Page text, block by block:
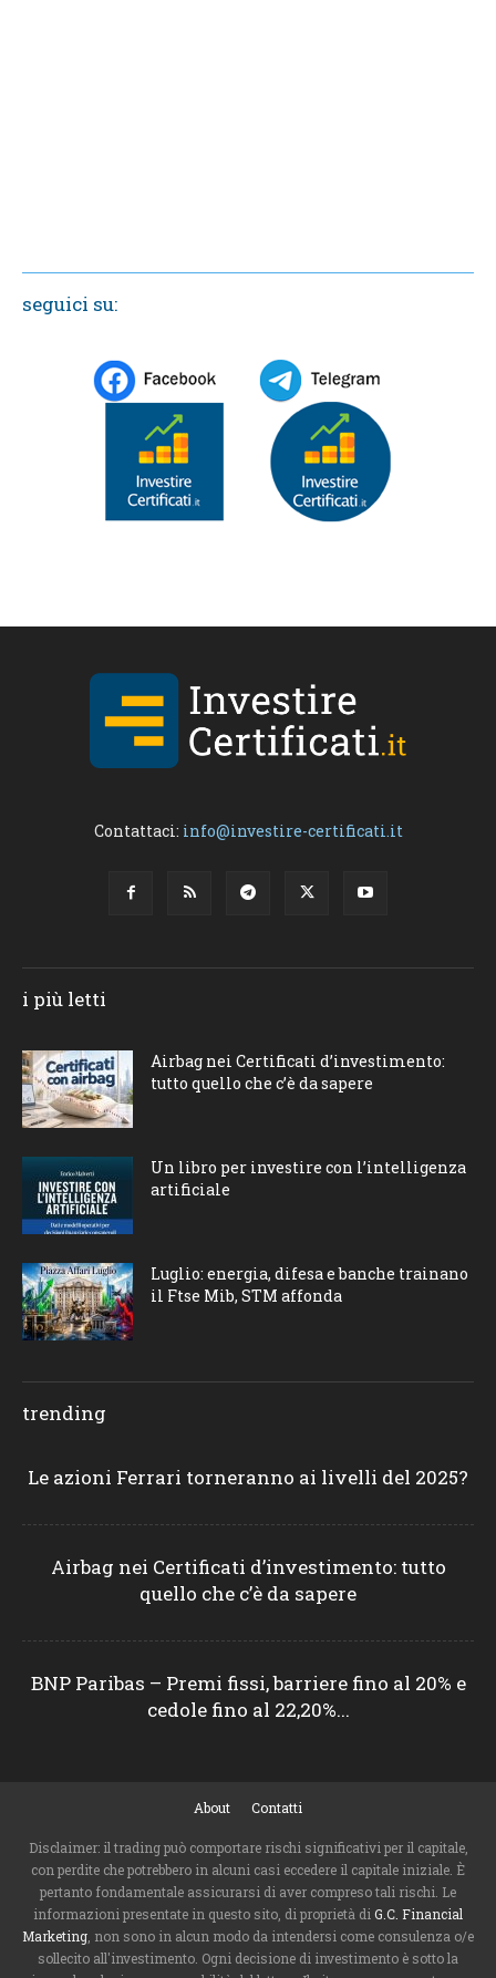
seguici su:
Contattaci: info@investire-certificati.it
i più letti
Airbag nei Certificati d’investimento:
tutto quello che c’è da sapere
Un libro per investire con l’intelligenza
artificiale
Luglio: energia, difesa e banche trainano
il Ftse Mib, STM affonda
trending
Le azioni Ferrari torneranno ai livelli del 2025?
Airbag nei Certificati d’investimento: tutto
quello che c’è da sapere
BNP Paribas – Premi fissi, barriere fino al 20% e
cedole fino al 22,20%...
About Contatti
Disclaimer: il trading può comportare rischi significativi per il capitale,
con perdite che potrebbero in alcuni casi eccedere il capitale iniziale. È
pertanto fondamentale assicurarsi di aver compreso tali rischi. Le
informazioni presentate in questo sito, di proprietà di G.C. Financial
Marketing , non sono in alcun modo da intendersi come consulenza o/e
sollecito all'investimento. Ogni decisione di investimento è sotto la